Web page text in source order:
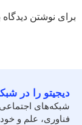
برای نوشتن دیدگاه
دیجیتو را در
شبکه‌های
فناوری، علم و